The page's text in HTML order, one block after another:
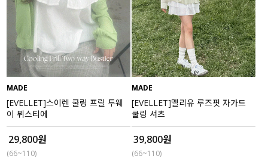
MADE
[EVELLET]스이렌 쿨링 프릴 투웨
이 뷔스티에
29,800원
(66~110)
MADE
[EVELLET]멜리유 루즈핏 자가드
쿨링 셔츠
39,800원
(66~110)